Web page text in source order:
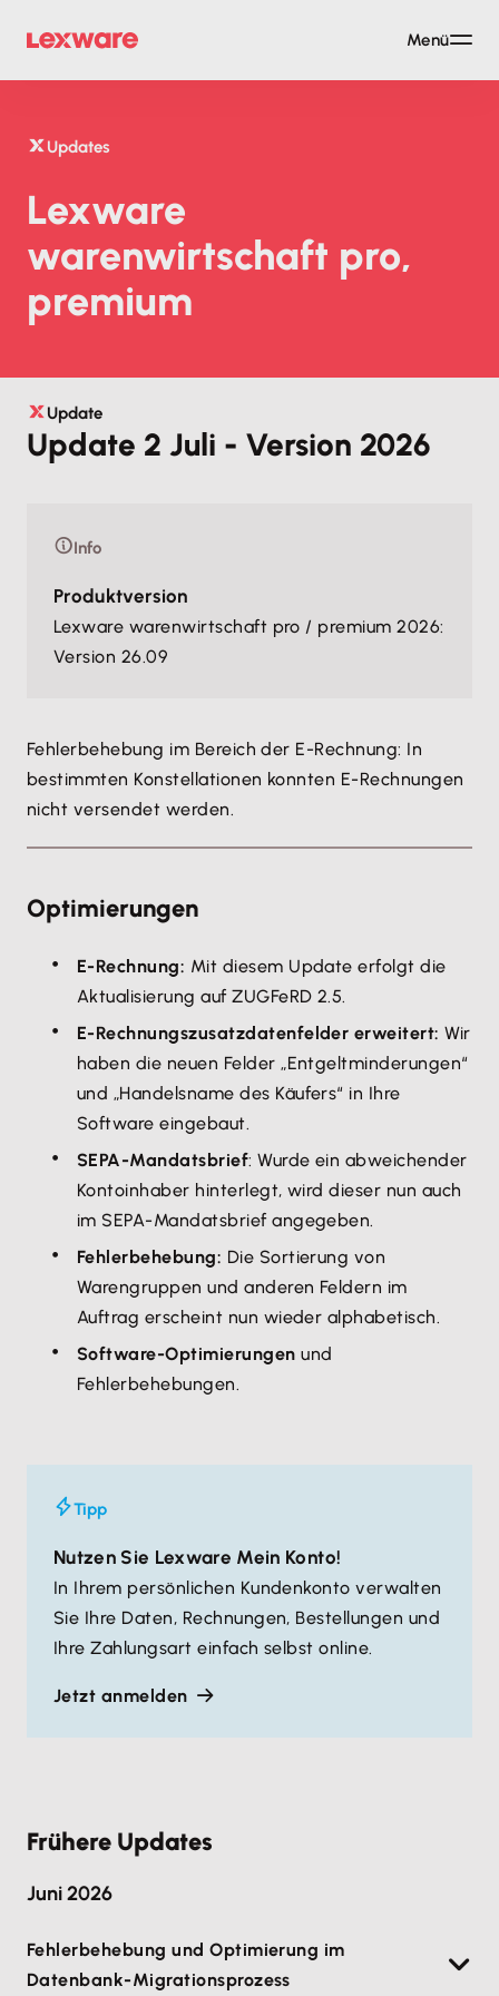
Updates
Lexware
warenwirtschaft pro,
premium
Update
Update 2 Juli - Version 2026
Info
Produktversion
Lexware warenwirtschaft pro / premium 2026:
Version 26.09
Fehlerbehebung im Bereich der E-Rechnung: In
bestimmten Konstellationen konnten E-Rechnungen
nicht versendet werden.
Optimierungen
E-Rechnung: Mit diesem Update erfolgt die
Aktualisierung auf ZUGFeRD 2.5.
E-Rechnungszusatzdatenfelder erweitert:Wir
haben die neuen Felder „Entgeltminderungen“
und „Handelsname des Käufers“ in Ihre
Software eingebaut.
SEPA-Mandatsbrief: Wurde ein abweichender
Kontoinhaber hinterlegt, wird dieser nun auch
im SEPA-Mandatsbrief angegeben.
Fehlerbehebung: Die Sortierung von
Warengruppen und anderen Feldern im
Auftrag erscheint nun wieder alphabetisch.
Software-Optimierungen und
Fehlerbehebungen.
Tipp
Nutzen Sie Lexware Mein Konto!
In Ihrem persönlichen Kundenkonto verwalten
Sie Ihre Daten, Rechnungen, Bestellungen und
Ihre Zahlungsart einfach selbst online.
Jetzt anmelden
Frühere Updates
Juni 2026
Fehlerbehebung und Optimierung im
Datenbank-Migrationsprozess
Menü